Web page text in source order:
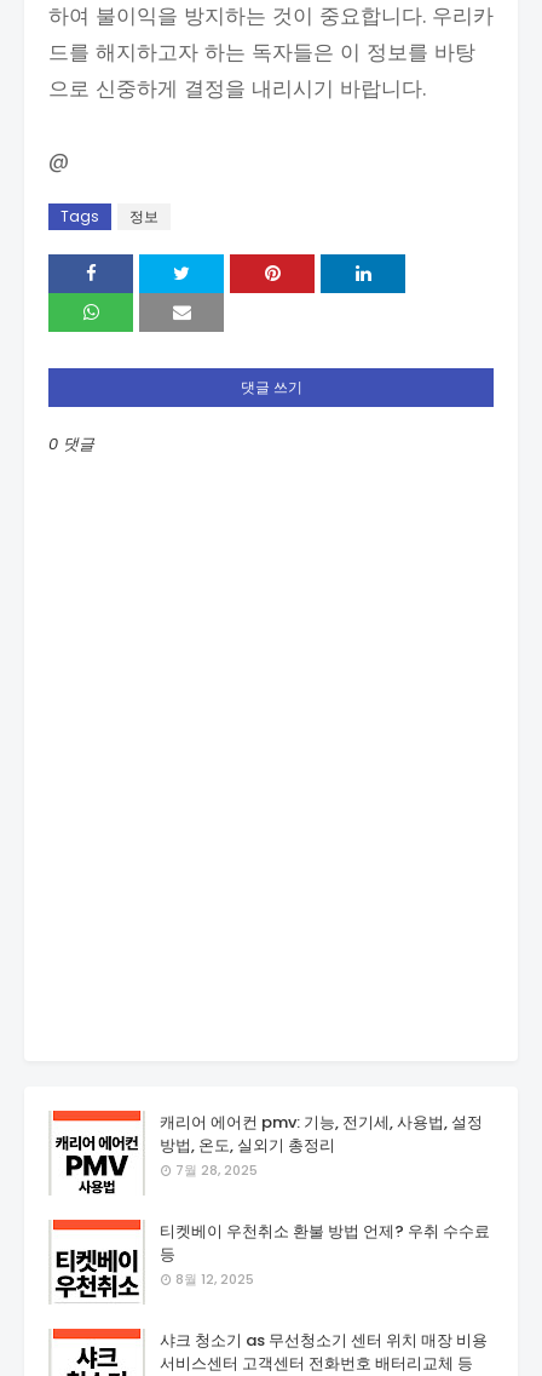
하여 불이익을 방지하는 것이 중요합니다. 우리카
드를 해지하고자 하는 독자들은 이 정보를 바탕
으로 신중하게 결정을 내리시기 바랍니다.
@
Tags 정보
댓글 쓰기
0 댓글
캐리어 에어컨 pmv: 기능, 전기세, 사용법, 설정
방법, 온도, 실외기 총정리
7월 28, 2025
티켓베이 우천취소 환불 방법 언제? 우취 수수료
등
8월 12, 2025
샤크 청소기 as 무선청소기 센터 위치 매장 비용
서비스센터 고객센터 전화번호 배터리교체 등